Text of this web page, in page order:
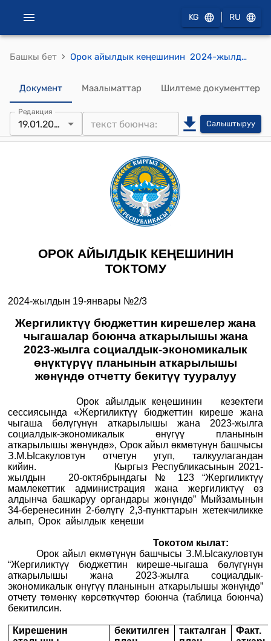
KG RU
Башкы бет › Орок айылдык кеңешинин 2024-жылдын 19-январы №2/3 "Жергиликтүү бюджеттин кирешелер жана чыгашалар боюнча аткарылышы жана 2023-жылга социалдык-экономикалык өнүктүрүү планынын аткарылышы жөнүндө отчетту бекитүү тууралуу" токтому
Документ Маалыматтар Шилтеме документтер
Редакция
19.01.2024 Салыштыруу